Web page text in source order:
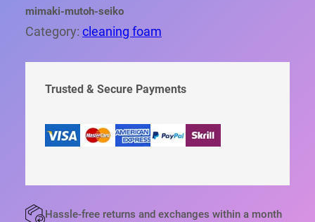
Т
Л
mimaki-mutoh-seiko
Category: cleaning foam
Trusted & Secure Payments
Hassle-free returns and exchanges within a month